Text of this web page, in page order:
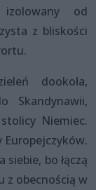
od
z bliskości
dookoła,
Skandynawii,
Niemiec.
Europejczyków.
bo łączą
z obecnością w